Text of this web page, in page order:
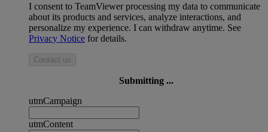
I consent to TeamViewer processing my data to communicate
about its products and services, analyze interactions, and
personalize my experience. I can withdraw anytime. See
Privacy Notice for details.
Contact us
Submitting ...
utmCampaign
utmContent